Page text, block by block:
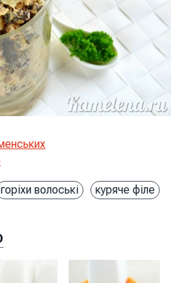
горіхи волоські куряче філе